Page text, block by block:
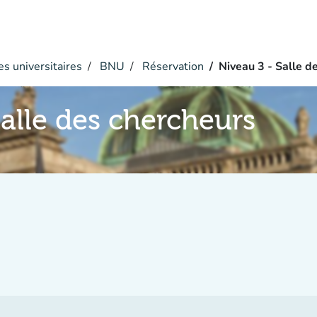
universitaires BNU Réservation Niveau 3 - Salle
des chercheurs